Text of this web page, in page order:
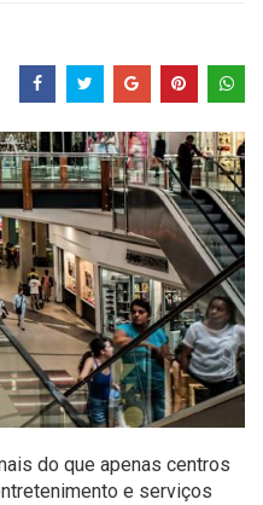
do que apenas centros
e serviços